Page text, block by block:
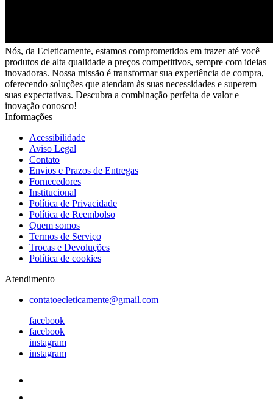
Nós, da Ecleticamente, estamos comprometidos em trazer até você
produtos de alta qualidade a preços competitivos, sempre com ideias
inovadoras. Nossa missão é transformar sua experiência de compra,
oferecendo soluções que atendam às suas necessidades e superem
suas expectativas. Descubra a combinação perfeita de valor e
inovação conosco!
Informações
Acessibilidade
Aviso Legal
Contato
Envios e Prazos de Entregas
Fornecedores
Institucional
Política de Privacidade
Política de Reembolso
Quem somos
Termos de Serviço
Trocas e Devoluções
Política de cookies
Atendimento
contatoecleticamente@gmail.com
facebook
facebook
instagram
instagram